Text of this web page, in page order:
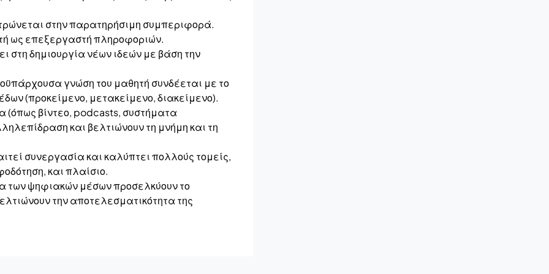
στην παρατηρήσιμη συμπεριφορά.
ως επεξεργαστή πληροφοριών.
στη δημιουργία νέων ιδεών με βάση την
γνώση του μαθητή συνδέεται με το
(προκείμενο, μετακείμενο, διακείμενο).
βίντεο, podcasts, συστήματα
και βελτιώνουν τη μνήμη και τη
συνεργασία και καλύπτει πολλούς τομείς,
και πλαίσιο.
των ψηφιακών μέσων προσελκύουν το
την αποτελεσματικότητα της